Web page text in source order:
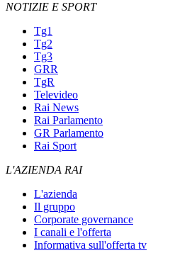
NOTIZIE E SPORT
Tg1
Tg2
Tg3
GRR
TgR
Televideo
Rai News
Rai Parlamento
GR Parlamento
Rai Sport
L'AZIENDA RAI
L'azienda
Il gruppo
Corporate governance
I canali e l'offerta
Informativa sull'offerta tv